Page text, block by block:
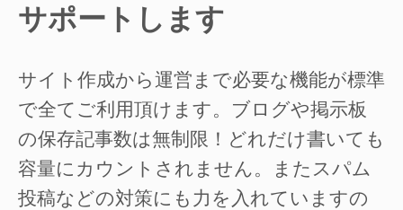
サポートします
サイト作成から運営まで必要な機能が標準
で全てご利用頂けます。ブログや掲示板
の保存記事数は無制限！どれだけ書いても
容量にカウントされません。またスパム
投稿などの対策にも力を入れていますの